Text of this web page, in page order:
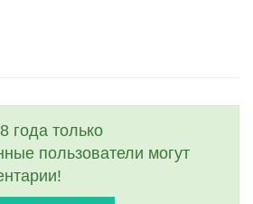
года только
пользователи могут